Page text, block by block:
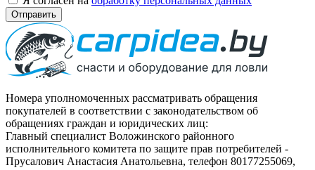
Отправить
Номера уполномоченных рассматривать обращения
покупателей в соответствии с законодательством об
обращениях граждан и юридических лиц:
Главный специалист Воложинского районного
исполнительного комитета по защите прав потребителей -
Прусалович Анастасия Анатольевна, телефон 80177255069,